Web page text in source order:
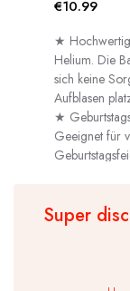
€10.99
★
Helium. Die
sich keine
Aufblasen
★
Geeignet für
Super